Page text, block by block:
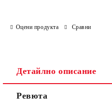
Оцени продукта Сравни
Детайлно описание
Ревюта